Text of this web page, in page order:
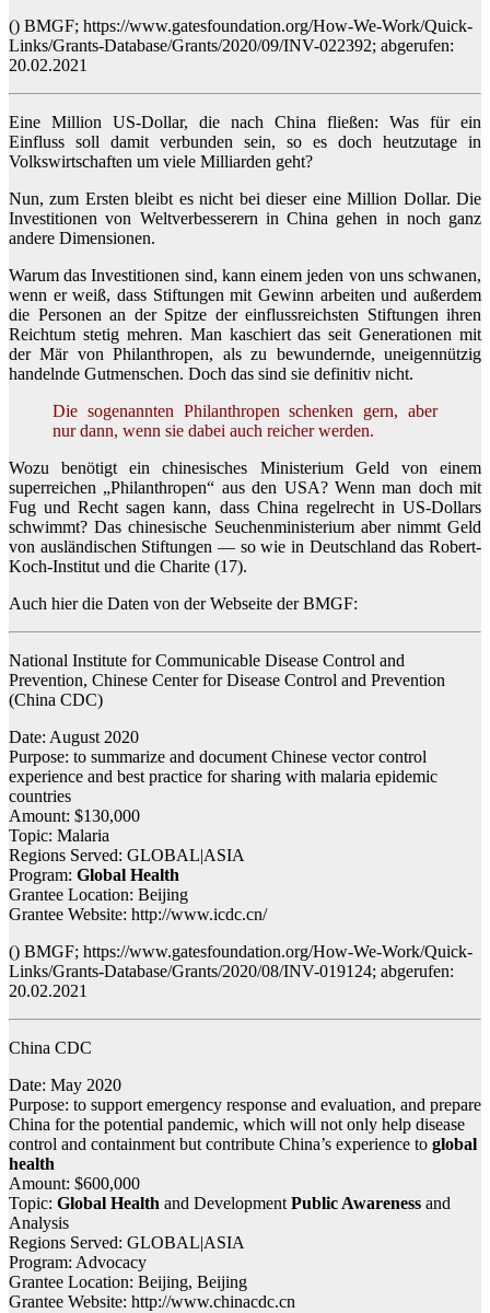
() BMGF; https://www.gatesfoundation.org/How-We-Work/Quick-
Links/Grants-Database/Grants/2020/09/INV-022392; abgerufen:
20.02.2021
Eine Million US-Dollar, die nach China fließen: Was für ein
Einfluss soll damit verbunden sein, so es doch heutzutage in
Volkswirtschaften um viele Milliarden geht?
Nun, zum Ersten bleibt es nicht bei dieser eine Million Dollar. Die
Investitionen von Weltverbesserern in China gehen in noch ganz
andere Dimensionen.
Warum das Investitionen sind, kann einem jeden von uns schwanen,
wenn er weiß, dass Stiftungen mit Gewinn arbeiten und außerdem
die Personen an der Spitze der einflussreichsten Stiftungen ihren
Reichtum stetig mehren. Man kaschiert das seit Generationen mit
der Mär von Philanthropen, als zu bewundernde, uneigennützig
handelnde Gutmenschen. Doch das sind sie definitiv nicht.
Die sogenannten Philanthropen schenken gern, aber
nur dann, wenn sie dabei auch reicher werden.
Wozu benötigt ein chinesisches Ministerium Geld von einem
superreichen „Philanthropen“ aus den USA? Wenn man doch mit
Fug und Recht sagen kann, dass China regelrecht in US-Dollars
schwimmt? Das chinesische Seuchenministerium aber nimmt Geld
von ausländischen Stiftungen — so wie in Deutschland das Robert-
Koch-Institut und die Charite (17).
Auch hier die Daten von der Webseite der BMGF:
National Institute for Communicable Disease Control and
Prevention, Chinese Center for Disease Control and Prevention
(China CDC)
Date: August 2020
Purpose: to summarize and document Chinese vector control
experience and best practice for sharing with malaria epidemic
countries
Amount: $130,000
Topic: Malaria
Regions Served: GLOBAL|ASIA
Program: Global Health
Grantee Location: Beijing
Grantee Website: http://www.icdc.cn/
() BMGF; https://www.gatesfoundation.org/How-We-Work/Quick-
Links/Grants-Database/Grants/2020/08/INV-019124; abgerufen:
20.02.2021
China CDC
Date: May 2020
Purpose: to support emergency response and evaluation, and prepare
China for the potential pandemic, which will not only help disease
control and containment but contribute China’s experience to global
health
Amount: $600,000
Topic: Global Health and DevelopmentPublic Awareness and
Analysis
Regions Served: GLOBAL|ASIA
Program: Advocacy
Grantee Location: Beijing, Beijing
Grantee Website: http://www.chinacdc.cn